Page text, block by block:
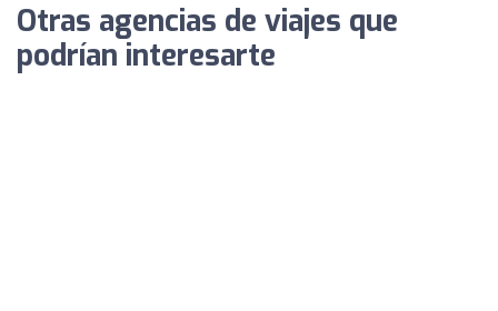
Otras agencias de viajes que
podrían interesarte